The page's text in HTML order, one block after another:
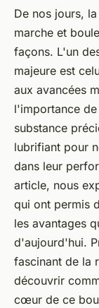
De nos jours,
marche et
façons. L'un
majeure est
aux avancées
l'importance
substance
lubrifiant pour
dans leur
article, nous
qui ont permis
les avantages
d'aujourd'hui.
fascinant de la
découvrir
cœur de ce